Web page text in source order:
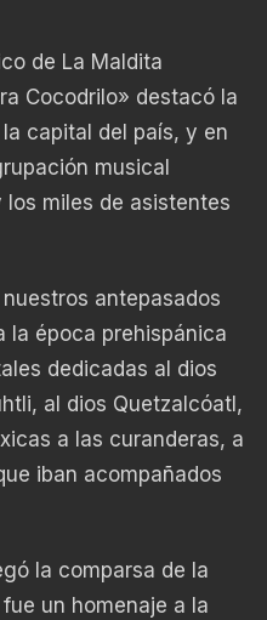
de La Maldita
Cocodrilo» destacó la
capital del país, y en
musical
miles de asistentes
antepasados
la época prehispánica
dedicadas al dios
al dios Quetzalcóatl,
a las curanderas, a
iban acompañados
la comparsa de la
un homenaje a la